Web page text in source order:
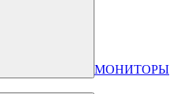
МОНИТОРЫ